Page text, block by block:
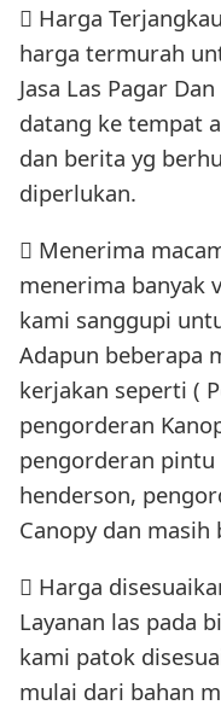
 Harga
harga termurah
Jasa Las Pagar
datang ke tempat
dan berita yg
diperlukan.
 Menerima
menerima banyak
kami sanggupi
Adapun beberapa
kerjakan seperti (
pengorderan
pengorderan pintu
henderson,
Canopy dan masih
 Harga
Layanan las pada
kami patok
mulai dari bahan